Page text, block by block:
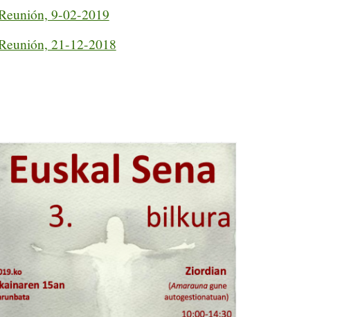
9-02-2019
21-12-2018